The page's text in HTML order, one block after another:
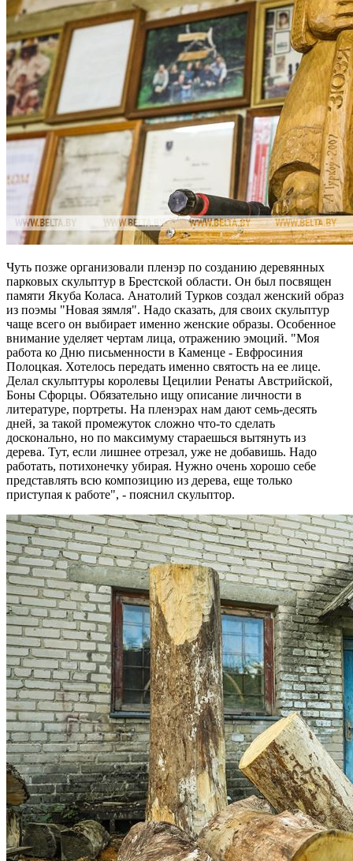
Чуть позже организовали пленэр по созданию деревянных
парковых скульптур в Брестской области. Он был посвящен
памяти Якуба Коласа. Анатолий Турков создал женский образ
из поэмы "Новая зямля". Надо сказать, для своих скульптур
чаще всего он выбирает именно женские образы. Особенное
внимание уделяет чертам лица, отражению эмоций. "Моя
работа ко Дню письменности в Каменце - Евфросиния
Полоцкая. Хотелось передать именно святость на ее лице.
Делал скульптуры королевы Цецилии Ренаты Австрийской,
Боны Сфорцы. Обязательно ищу описание личности в
литературе, портреты. На пленэрах нам дают семь-десять
дней, за такой промежуток сложно что-то сделать
досконально, но по максимуму стараешься вытянуть из
дерева. Тут, если лишнее отрезал, уже не добавишь. Надо
работать, потихонечку убирая. Нужно очень хорошо себе
представлять всю композицию из дерева, еще только
приступая к работе", - пояснил скульптор.